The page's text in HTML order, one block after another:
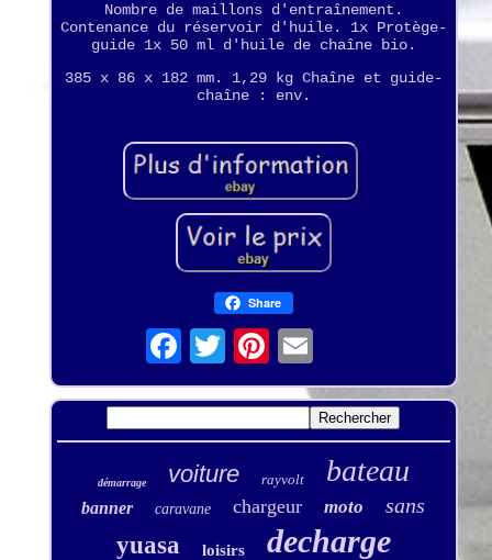
Nombre de maillons d'entraînement.
Contenance du réservoir d'huile. 1x Protège-
guide 1x 50 ml d'huile de chaîne bio.
385 x 86 x 182 mm. 1,29 kg Chaîne et guide-
chaîne : env.
Share
démarrage voiture rayvolt bateau
banner caravane chargeur moto sans
yuasa loisirs decharge